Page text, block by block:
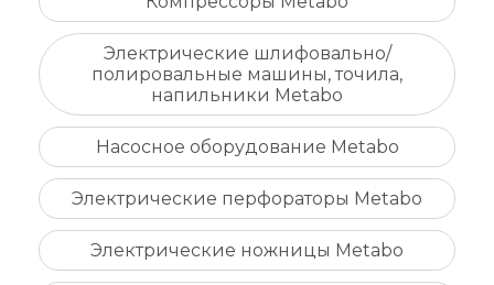
Электрические шлифовально/
полировальные машины, точила,
напильники Metabo
Насосное оборудование Metabo
Электрические перфораторы Metabo
Электрические ножницы Metabo